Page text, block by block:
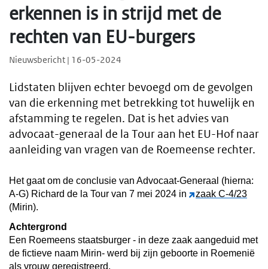
erkennen is in strijd met de
rechten van EU-burgers
Nieuwsbericht | 16-05-2024
Lidstaten blijven echter bevoegd om de gevolgen
van die erkenning met betrekking tot huwelijk en
afstamming te regelen. Dat is het advies van
advocaat-generaal de la Tour aan het EU-Hof naar
aanleiding van vragen van de Roemeense rechter.
Het gaat om de conclusie van Advocaat-Generaal (hierna:
A-G) Richard de la Tour van 7 mei 2024 in
zaak C-4/23
(Mirin).
Achtergrond
Een Roemeens staatsburger - in deze zaak aangeduid met
de fictieve naam Mirin- werd bij zijn geboorte in Roemenië
als vrouw geregistreerd.